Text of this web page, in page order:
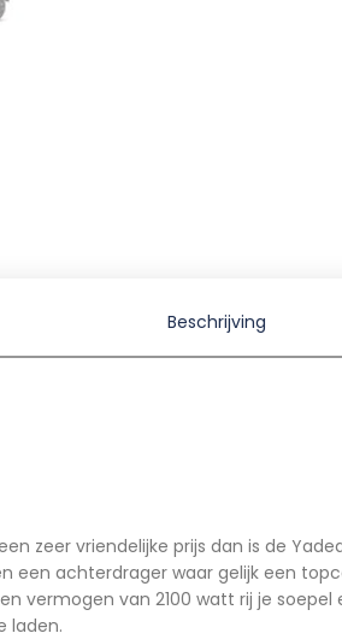
Beschrijving
zeer vriendelijke prijs dan is de
een achterdrager waar gelijk een
vermogen van 2100 watt rij je
laden.